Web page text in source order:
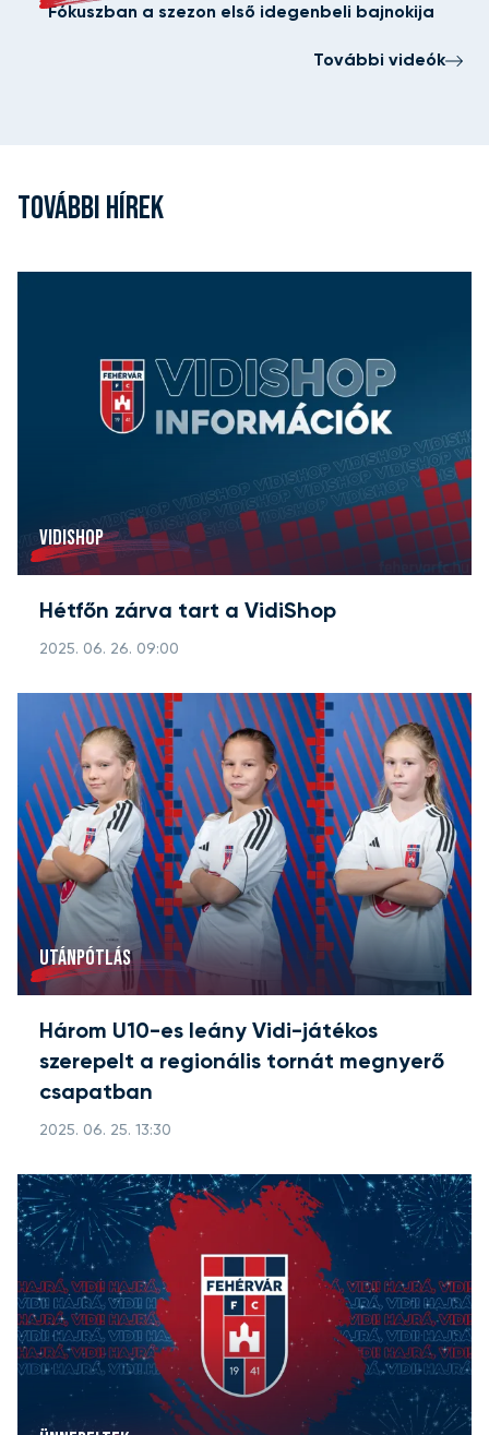
Fókuszban a szezon első idegenbeli bajnokija
További videók
TOVÁBBI HÍREK
VIDISHOP
Hétfőn zárva tart a VidiShop
2025. 06. 26. 09:00
UTÁNPÓTLÁS
Három U10-es leány Vidi-játékos
szerepelt a regionális tornát megnyerő
csapatban
2025. 06. 25. 13:30